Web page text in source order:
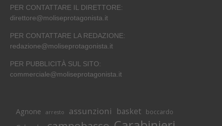
PER CONTATTARE IL DIRETTORE:
direttore@moliseprotagonista.it
PER CONTATTARE LA REDAZIONE:
redazione@moliseprotagonista.it
PER PUBBLICITÀ SUL SITO:
commerciale@moliseprotagonista.it
Agnone arresto assunzioni basket boccardo